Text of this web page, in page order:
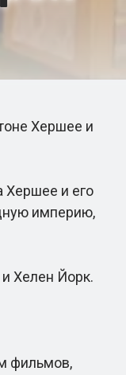
Хершее и
Хершее и его
империю,
Хелен Йорк.
фильмов,